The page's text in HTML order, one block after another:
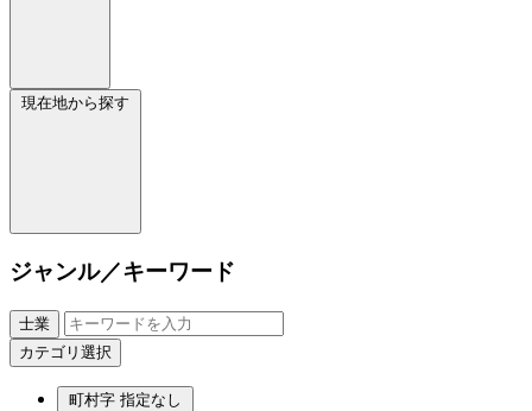
現在地から探す
ジャンル／キーワード
士業
カテゴリ選択
町村字 指定なし